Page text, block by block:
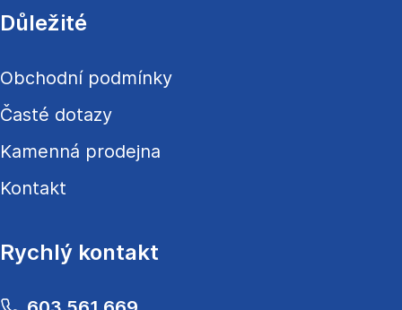
Důležité
Obchodní podmínky
Časté dotazy
Kamenná prodejna
Kontakt
Rychlý kontakt